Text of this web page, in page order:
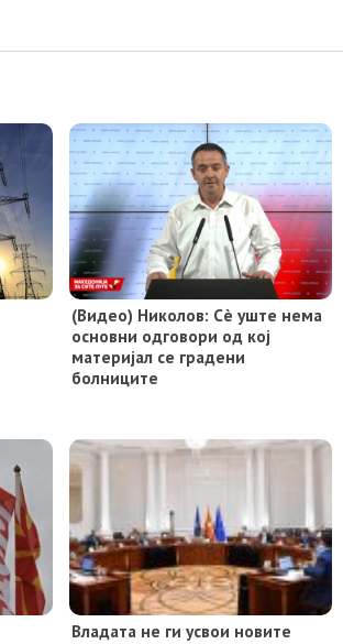
(Видео) Николов: Сè уште нема
основни одговори од кој
материјал се градени
болниците
Владата не ги усвои новите